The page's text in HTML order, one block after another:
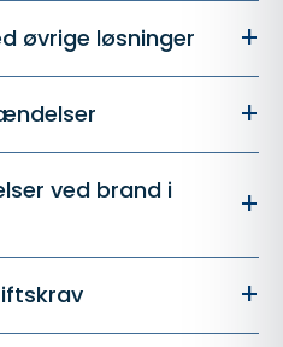
øvrige løsninger +
+
ved brand i
+
+